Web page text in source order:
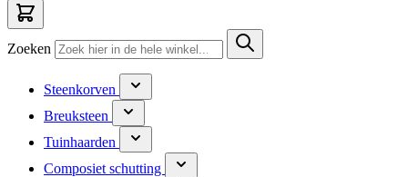
Zoeken
Steenkorven
Breuksteen
Tuinhaarden
Composiet schutting